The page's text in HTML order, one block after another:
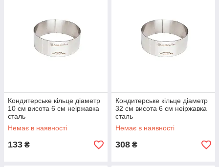
десертів, для випічки бісквітів, тарти, коржів і для
складання різних листкових салатів.
Кондитерське кільце діаметр
10 см висота 6 см неіржавка
сталь
Немає в наявності
133 ₴
Кондитерське кільце діаметр
32 см висота 6 см неіржавка
сталь
Немає в наявності
308 ₴